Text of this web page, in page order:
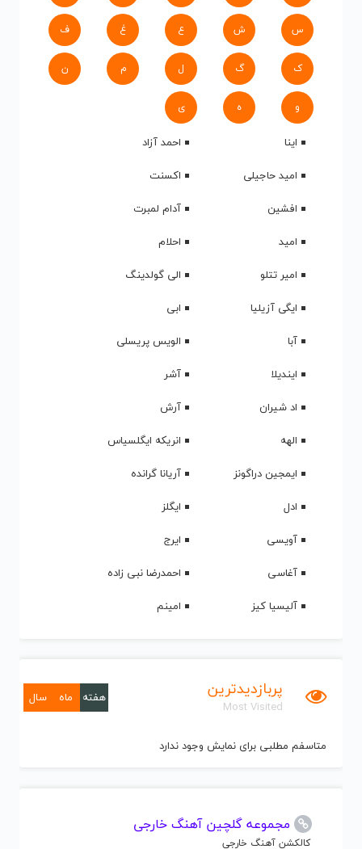
س ش ع غ ف
ک گ ل م ن
و ه ی
اینا
احمد آزاد
امید حاجیلی
اکسنت
افشین
آدام لمبرت
امید
احلام
امیر تتلو
الی گولدینگ
ایگی آزیلیا
ابی
آبا
الویس پریسلی
ایندیلا
آشر
اد شیران
آرش
الهه
انریکه ایگلسیاس
ایمجین دراگونز
آریانا گرانده
ادل
ایگلز
آویسی
ایرج
آغاسی
احمدرضا نبی زاده
آلیسیا کیز
امینم
پربازدیدترین
Most Visited
هفته ماه سال
متاسفم مطلبی برای نمایش وجود ندارد
مجموعه گلچین آهنگ خارجی
کالکشن آهنگ خارجی